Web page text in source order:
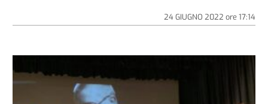
24 GIUGNO 2022 ore 17:14